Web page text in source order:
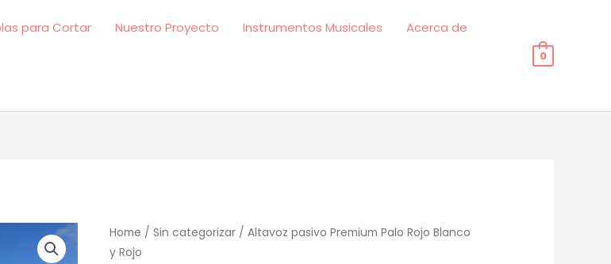
para Cortar Nuestro Proyecto Instrumentos Musicales Acerca de
0
Home / Sin categorizar / Altavoz pasivo Premium Palo Rojo Blanco
y Rojo
Altavoz
pasivo